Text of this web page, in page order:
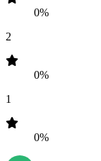
0%
2
0%
1
0%